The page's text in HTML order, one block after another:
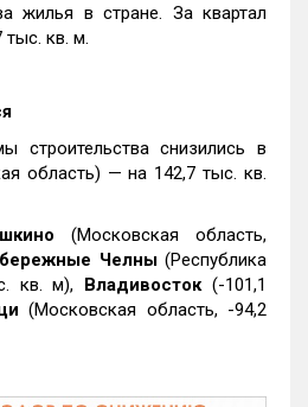
жилья в стране. За квартал
кв. м.
строительства снизились в
область) — на 142,7 тыс. кв.
(Московская область,
Челны(Республика
кв. м), Владивосток(-101,1
(Московская область, -94,2